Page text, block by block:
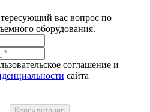
вас вопрос по
оборудования.
соглашение и
сайта